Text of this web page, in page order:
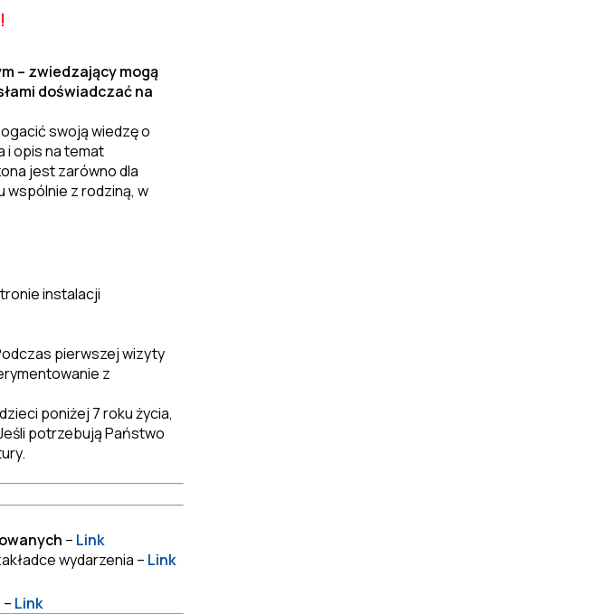
– zwiedzający mogą
doświadczać na
swoją wiedzę o
i opis na temat
jest zarówno dla
wspólnie z rodziną, w
instalacji
pierwszej wizyty
z
poniżej 7 roku życia,
potrzebują Państwo
– Link
wydarzenia – Link
Link